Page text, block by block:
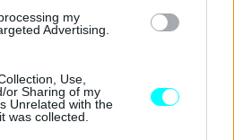
my
Advertising.
Use,
or Sharing of my
Unrelated with the
was collected.